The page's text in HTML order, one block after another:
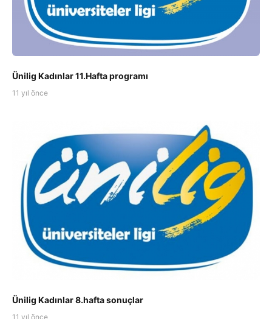
Ünilig Kadınlar 11.Hafta programı
11 yıl önce
Ünilig Kadınlar 8.hafta sonuçlar
11 yıl önce